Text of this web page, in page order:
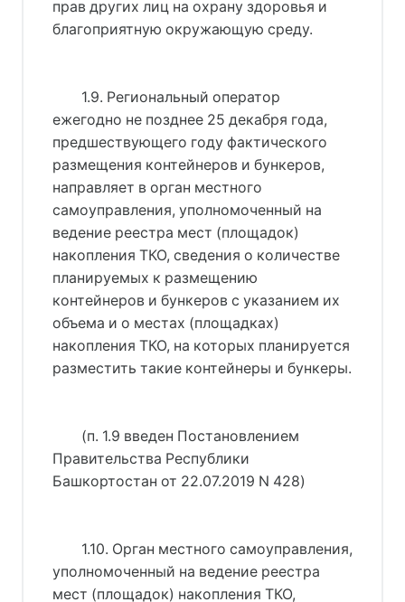
прав других лиц на охрану здоровья и
благоприятную окружающую среду.
1.9. Региональный оператор
ежегодно не позднее 25 декабря года,
предшествующего году фактического
размещения контейнеров и бункеров,
направляет в орган местного
самоуправления, уполномоченный на
ведение реестра мест (площадок)
накопления ТКО, сведения о количестве
планируемых к размещению
контейнеров и бункеров с указанием их
объема и о местах (площадках)
накопления ТКО, на которых планируется
разместить такие контейнеры и бункеры.
(п. 1.9 введен Постановлением
Правительства Республики
Башкортостан от 22.07.2019 N 428)
1.10. Орган местного самоуправления,
уполномоченный на ведение реестра
мест (площадок) накопления ТКО,